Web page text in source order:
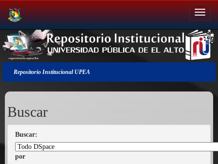
Salir
de
la
navegación
Repositorio Institucional UPEA
Buscar
Buscar:
por